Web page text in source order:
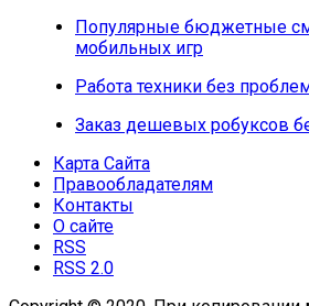
Популярные бюджетные
мобильных игр
Работа техники без
Заказ дешевых робуксов
Карта Сайта
Правообладателям
Контакты
О сайте
RSS
RSS 2.0